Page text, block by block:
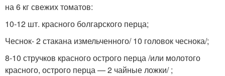
на 6 кг свежих томатов:
10-12 шт. красного болгарского перца;
Чеснок- 2 стакана измельченного/ 10 головок чеснока/;
8-10 стручков красного острого перца /или молотого
красного, острого перца — 2 чайные ложки/ ;